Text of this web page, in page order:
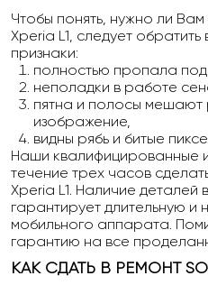
Чтобы понять, нужно ли
Xperia L1, следует
признаки:
полностью пропала
неполадки в работе
пятна и полосы мешают
изображение,
видны рябь и битые
Наши квалифицированные
течение трех часов
Xperia L1. Наличие деталей
гарантирует длительную
мобильного аппарата.
гарантию на все
КАК СДАТЬ В РЕМОНТ